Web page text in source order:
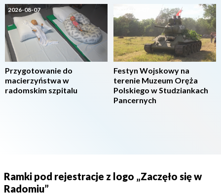
2026-08-07
Przygotowanie do
macierzyństwa w
radomskim szpitalu
Festyn Wojskowy na
terenie Muzeum Oręża
Polskiego w Studziankach
Pancernych
Ramki pod rejestracje z logo „Zaczęło się w
Radomiu”